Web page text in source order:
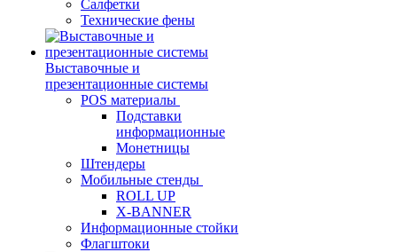
Салфетки
Технические фены
Выставочные и
презентационные системы
POS материалы
Подставки
информационные
Монетницы
Штендеры
Мобильные стенды
ROLL UP
X-BANNER
Информационные стойки
Флагштоки